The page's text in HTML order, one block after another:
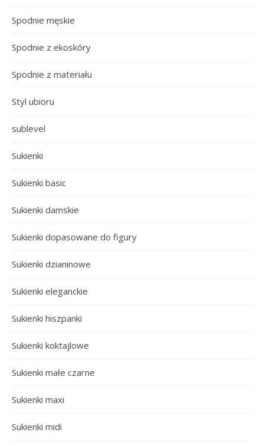
Spodnie męskie
Spodnie z ekoskóry
Spodnie z materiału
Styl ubioru
sublevel
Sukienki
Sukienki basic
Sukienki damskie
Sukienki dopasowane do figury
Sukienki dzianinowe
Sukienki eleganckie
Sukienki hiszpanki
Sukienki koktajlowe
Sukienki małe czarne
Sukienki maxi
Sukienki midi